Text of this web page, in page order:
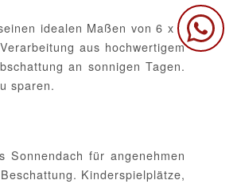
idealen Maßen von 6 x 6
aus hochwertigem
an sonnigen Tagen.
sparen.
für angenehmen
Kinderspielplätze,